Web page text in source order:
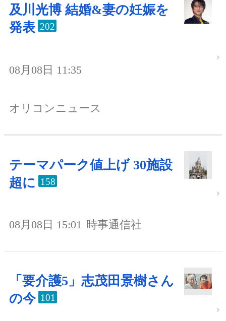
及川光博 結婚&妻の妊娠を
発表 202
08月08日 11:35
オリコンニュース
テーマパーク値上げ 30施設
超に 158
08月08日 15:01 時事通信社
「要介護5」志茂田景樹さん
の今 101